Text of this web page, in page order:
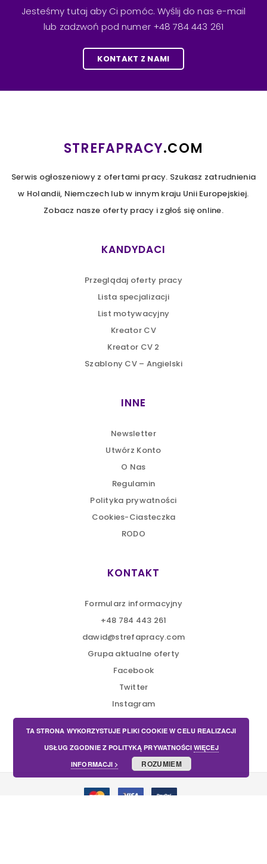
Kobiety z branży finansowej są ambitne i
dla 96% z nich kariera jest ważna, a nawet
ważniejsza niż dla mężczyzn 💡 T…
Consultant w Antal Poland, HR & Admin 💡
5 years ago
💡Wyzwaniem dla rekruterów w branży
sposobu pracy. Pełnym wyzwań będą
5 years ago
Pracodawcy branży produkcyjnej planują
podwyżki o 7,5-9,5% w I kwartale 2022 r -
komentuje Roman Zabłocki💡➡️Zaprasz…
https://t.co/d78A5yU5Sp
Jesteśmy tutaj aby Ci pomóc. Wyślij do nas e-mail
lub zadzwoń pod numer +48 784 443 261
KONTAKT Z NAMI
STREFAPRACY.COM
Serwis ogłoszeniowy z ofertami pracy. Szukasz zatrudnienia
w Holandii, Niemczech lub w innym kraju Unii Europejskiej.
Zobacz nasze oferty pracy i zgłoś się online.
KANDYDACI
Przeglądaj oferty pracy
Lista specjalizacji
List motywacyjny
Kreator CV
Kreator CV 2
Szablony CV – Angielski
INNE
Newsletter
Utwórz Konto
O Nas
Regulamin
Polityka prywatności
Cookies-Ciasteczka
RODO
KONTAKT
Formularz informacyjny
+48 784 443 261
dawid@strefapracy.com
Grupa aktualne oferty
Facebook
Twitter
Instagram
TA STRONA WYKORZYSTUJE PLIKI COOKIE W CELU REALIZACJI
USŁUG ZGODNIE Z POLITYKĄ PRYWATNOŚCIWIĘCEJ
INFORMACJI >
ROZUMIEM